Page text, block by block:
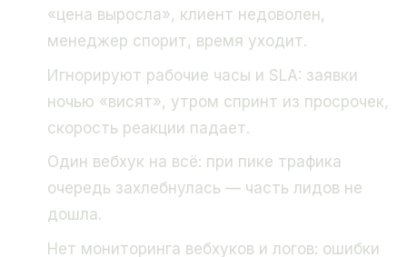
«цена выросла», клиент недоволен,
менеджер спорит, время уходит.
Игнорируют рабочие часы и SLA: заявки
ночью «висят», утром спринт из просрочек,
скорость реакции падает.
Один вебхук на всё: при пике трафика
очередь захлебнулась — часть лидов не
дошла.
Нет мониторинга вебхуков и логов: ошибки